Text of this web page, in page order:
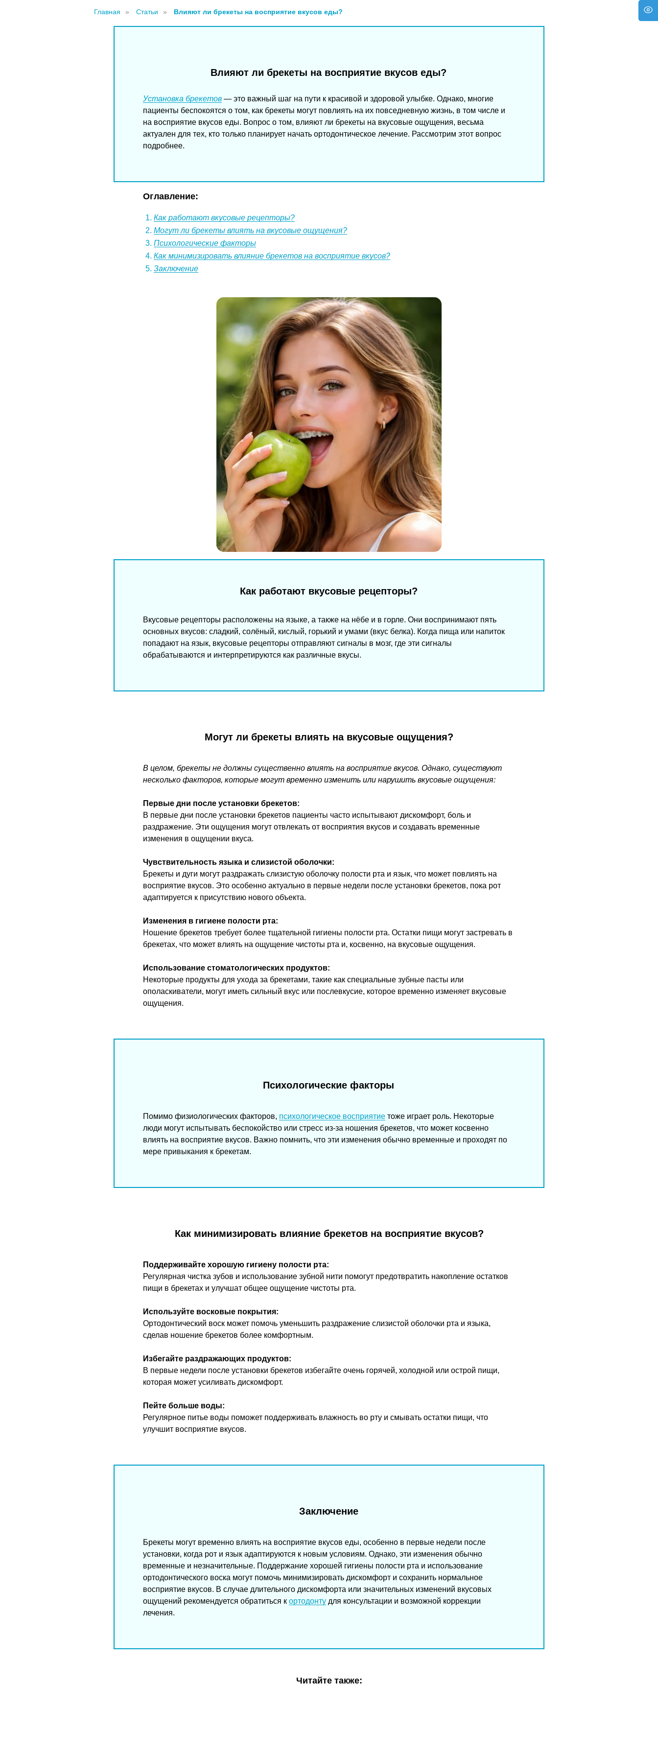
Главная » Статьи » Влияют ли брекеты на восприятие вкусов еды?
Влияют ли брекеты на восприятие вкусов еды?
Установка брекетов — это важный шаг на пути к красивой и здоровой улыбке. Однако, многие
пациенты беспокоятся о том, как брекеты могут повлиять на их повседневную жизнь, в том числе и
на восприятие вкусов еды. Вопрос о том, влияют ли брекеты на вкусовые ощущения, весьма
актуален для тех, кто только планирует начать ортодонтическое лечение. Рассмотрим этот вопрос
подробнее.
Оглавление:
Как работают вкусовые рецепторы?
Могут ли брекеты влиять на вкусовые ощущения?
Психологические факторы
Как минимизировать влияние брекетов на восприятие вкусов?
Заключение
Как работают вкусовые рецепторы?
Вкусовые рецепторы расположены на языке, а также на нёбе и в горле. Они воспринимают пять
основных вкусов: сладкий, солёный, кислый, горький и умами (вкус белка). Когда пища или напиток
попадают на язык, вкусовые рецепторы отправляют сигналы в мозг, где эти сигналы
обрабатываются и интерпретируются как различные вкусы.
Могут ли брекеты влиять на вкусовые ощущения?
В целом, брекеты не должны существенно влиять на восприятие вкусов. Однако, существуют
несколько факторов, которые могут временно изменить или нарушить вкусовые ощущения:
Первые дни после установки брекетов:
В первые дни после установки брекетов пациенты часто испытывают дискомфорт, боль и
раздражение. Эти ощущения могут отвлекать от восприятия вкусов и создавать временные
изменения в ощущении вкуса.
Чувствительность языка и слизистой оболочки:
Брекеты и дуги могут раздражать слизистую оболочку полости рта и язык, что может повлиять на
восприятие вкусов. Это особенно актуально в первые недели после установки брекетов, пока рот
адаптируется к присутствию нового объекта.
Изменения в гигиене полости рта:
Ношение брекетов требует более тщательной гигиены полости рта. Остатки пищи могут застревать в
брекетах, что может влиять на ощущение чистоты рта и, косвенно, на вкусовые ощущения.
Использование стоматологических продуктов:
Некоторые продукты для ухода за брекетами, такие как специальные зубные пасты или
ополаскиватели, могут иметь сильный вкус или послевкусие, которое временно изменяет вкусовые
ощущения.
Психологические факторы
Помимо физиологических факторов, психологическое восприятие тоже играет роль. Некоторые
люди могут испытывать беспокойство или стресс из-за ношения брекетов, что может косвенно
влиять на восприятие вкусов. Важно помнить, что эти изменения обычно временные и проходят по
мере привыкания к брекетам.
Как минимизировать влияние брекетов на восприятие вкусов?
Поддерживайте хорошую гигиену полости рта:
Регулярная чистка зубов и использование зубной нити помогут предотвратить накопление остатков
пищи в брекетах и улучшат общее ощущение чистоты рта.
Используйте восковые покрытия:
Ортодонтический воск может помочь уменьшить раздражение слизистой оболочки рта и языка,
сделав ношение брекетов более комфортным.
Избегайте раздражающих продуктов:
В первые недели после установки брекетов избегайте очень горячей, холодной или острой пищи,
которая может усиливать дискомфорт.
Пейте больше воды:
Регулярное питье воды поможет поддерживать влажность во рту и смывать остатки пищи, что
улучшит восприятие вкусов.
Заключение
Брекеты могут временно влиять на восприятие вкусов еды, особенно в первые недели после
установки, когда рот и язык адаптируются к новым условиям. Однако, эти изменения обычно
временные и незначительные. Поддержание хорошей гигиены полости рта и использование
ортодонтического воска могут помочь минимизировать дискомфорт и сохранить нормальное
восприятие вкусов. В случае длительного дискомфорта или значительных изменений вкусовых
ощущений рекомендуется обратиться к ортодонту для консультации и возможной коррекции
лечения.
Читайте также: